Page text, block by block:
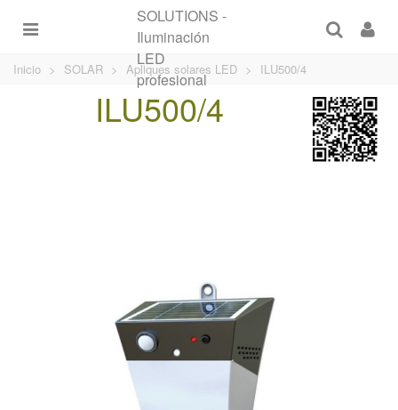
Inicio > SOLAR > Apliques solares LED > ILU500/4
ILU500/4